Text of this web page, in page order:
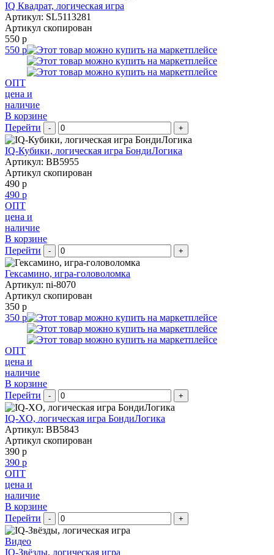
IQ Квадрат, логическая игра
Артикул: SL5113281
Артикул скопирован
550 р
550 р
ОПТ
цена и
наличие
В корзине
Перейти
- +
IQ-Кубики, логическая игра БондиЛогика
Артикул: BB5955
Артикул скопирован
490 р
490 р
ОПТ
цена и
наличие
В корзине
Перейти
- +
Гексамино, игра-головоломка
Артикул: ni-8070
Артикул скопирован
350 р
350 р
ОПТ
цена и
наличие
В корзине
Перейти
- +
IQ-XO, логическая игра БондиЛогика
Артикул: BB5843
Артикул скопирован
390 р
390 р
ОПТ
цена и
наличие
В корзине
Перейти
- +
Видео
IQ-Звёзды, логическая игра